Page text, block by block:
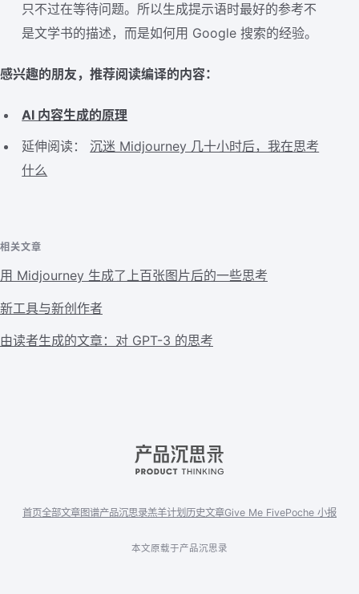
只不过在等待问题。所以生成提示语时最好的参考不
是文学书的描述，而是如何用 Google 搜索的经验。
感兴趣的朋友，推荐阅读编译的内容：
AI 内容生成的原理
延伸阅读：沉迷 Midjourney 几十小时后，我在思考
什么
相关文章
用 Midjourney 生成了上百张图片后的一些思考
新工具与新创作者
由读者生成的文章：对 GPT-3 的思考
首页全部文章图谱产品沉思录羔羊计划 历史文章Give Me FivePoche 小报
本文原载于产品沉思录